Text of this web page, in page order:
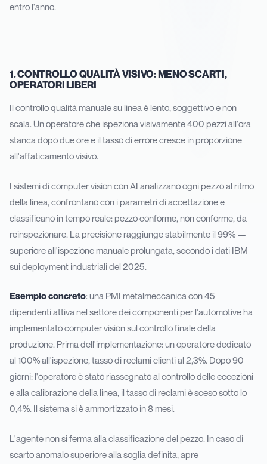
entro l'anno.
1. CONTROLLO QUALITÀ VISIVO: MENO SCARTI,
OPERATORI LIBERI
Il controllo qualità manuale su linea è lento, soggettivo e non
scala. Un operatore che ispeziona visivamente 400 pezzi all'ora
stanca dopo due ore e il tasso di errore cresce in proporzione
all'affaticamento visivo.
I sistemi di computer vision con AI analizzano ogni pezzo al ritmo
della linea, confrontano con i parametri di accettazione e
classificano in tempo reale: pezzo conforme, non conforme, da
reinspezionare. La precisione raggiunge stabilmente il 99% —
superiore all'ispezione manuale prolungata, secondo i dati IBM
sui deployment industriali del 2025.
Esempio concreto: una PMI metalmeccanica con 45
dipendenti attiva nel settore dei componenti per l'automotive ha
implementato computer vision sul controllo finale della
produzione. Prima dell'implementazione: un operatore dedicato
al 100% all'ispezione, tasso di reclami clienti al 2,3%. Dopo 90
giorni: l'operatore è stato riassegnato al controllo delle eccezioni
e alla calibrazione della linea, il tasso di reclami è sceso sotto lo
0,4%. Il sistema si è ammortizzato in 8 mesi.
L'agente non si ferma alla classificazione del pezzo. In caso di
scarto anomalo superiore alla soglia definita, apre